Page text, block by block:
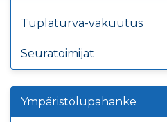
Tuplaturva-vakuutus
Seuratoimijat
Ympäristölupahanke